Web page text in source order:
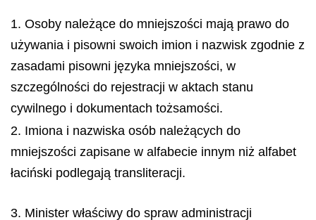
1. Osoby należące do mniejszości mają prawo do
używania i pisowni swoich imion i nazwisk zgodnie z
zasadami pisowni języka mniejszości, w
szczególności do rejestracji w aktach stanu
cywilnego i dokumentach tożsamości.
2. Imiona i nazwiska osób należących do
mniejszości zapisane w alfabecie innym niż alfabet
łaciński podlegają transliteracji.
3. Minister właściwy do spraw administracji